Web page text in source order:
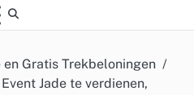
en Gratis Trekbeloningen
Jade te verdienen,